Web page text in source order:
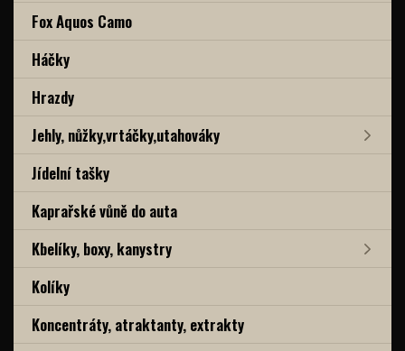
Fox Aquos Camo
Háčky
Hrazdy
Jehly, nůžky,vrtáčky,utahováky
Jídelní tašky
Kaprařské vůně do auta
Kbelíky, boxy, kanystry
Kolíky
Koncentráty, atraktanty, extrakty